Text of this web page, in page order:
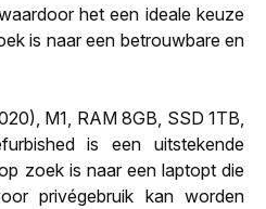
het een ideale keuze
is naar een betrouwbare en
M1, RAM 8GB, SSD 1TB,
is een uitstekende
zoek is naar een laptopt die
privégebruik kan worden